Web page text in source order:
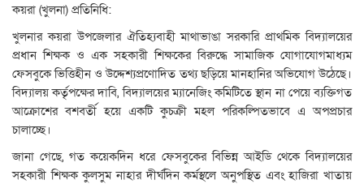
কয়রা (খুলনা) প্রতিনিধি:
খুলনার কয়রা উপজেলার ঐতিহ্যবাহী মাথাভাঙা সরকারি প্রাথমিক বিদ্যালয়ের
প্রধান শিক্ষক ও এক সহকারী শিক্ষকের বিরুদ্ধে সামাজিক যোগাযোগমাধ্যম
ফেসবুকে ভিত্তিহীন ও উদ্দেশ্যপ্রণোদিত তথ্য ছড়িয়ে মানহানির অভিযোগ উঠেছে।
বিদ্যালয় কর্তৃপক্ষের দাবি, বিদ্যালয়ের ম্যানেজিং কমিটিতে স্থান না পেয়ে ব্যক্তিগত
আক্রোশের বশবর্তী হয়ে একটি কুচক্রী মহল পরিকল্পিতভাবে এ অপপ্রচার
চালাচ্ছে।
জানা গেছে, গত কয়েকদিন ধরে ফেসবুকের বিভিন্ন আইডি থেকে বিদ্যালয়ের
সহকারী শিক্ষক কুলসুম নাহার দীর্ঘদিন কর্মস্থলে অনুপস্থিত এবং হাজিরা খাতায়